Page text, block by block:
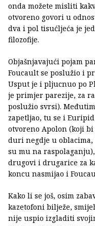
onda možete misliti
otvoreno govori u
dva i pol tisućljeća je
filozofije.
Objašnjavajući pojam
Foucault se poslužio i
Usput je i pljucnuo po
je primjer parezije, za
poslužio svrsi).
zapetljao, tu se i
otvoreno Apolon (koji bi
duri negdje u oblacima,
su mu na
drugovi i drugarice za
koncu nasmijao i
Kako li se još, osim
kazetofoni bilježe,
nije uspio izgladiti